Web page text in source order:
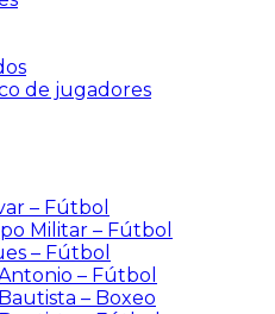
de jugadores
– Fútbol
Militar – Fútbol
– Fútbol
– Fútbol
– Boxeo